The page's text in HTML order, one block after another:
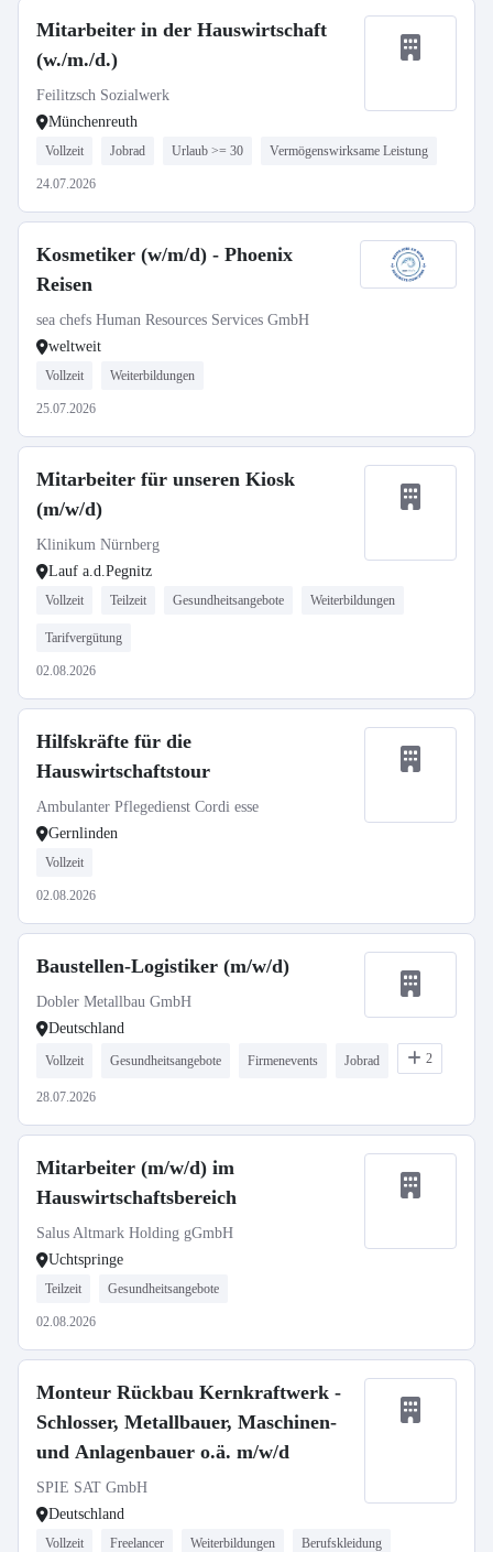
Mitarbeiter in der Hauswirtschaft
(w./m./d.)
Feilitzsch Sozialwerk
Münchenreuth
Vollzeit Jobrad Urlaub >= 30 Vermögenswirksame Leistung
24.07.2026
Kosmetiker (w/m/d) - Phoenix
Reisen
sea chefs Human Resources Services GmbH
weltweit
Vollzeit Weiterbildungen
25.07.2026
Mitarbeiter für unseren Kiosk
(m/w/d)
Klinikum Nürnberg
Lauf a.d.Pegnitz
Vollzeit Teilzeit Gesundheitsangebote Weiterbildungen
Tarifvergütung
02.08.2026
Hilfskräfte für die
Hauswirtschaftstour
Ambulanter Pflegedienst Cordi esse
Gernlinden
Vollzeit
02.08.2026
Baustellen-Logistiker (m/w/d)
Dobler Metallbau GmbH
Deutschland
Vollzeit Gesundheitsangebote Firmenevents Jobrad 2
28.07.2026
Mitarbeiter (m/w/d) im
Hauswirtschaftsbereich
Salus Altmark Holding gGmbH
Uchtspringe
Teilzeit Gesundheitsangebote
02.08.2026
Monteur Rückbau Kernkraftwerk -
Schlosser, Metallbauer, Maschinen-
und Anlagenbauer o.ä. m/w/d
SPIE SAT GmbH
Deutschland
Vollzeit Freelancer Weiterbildungen Berufskleidung